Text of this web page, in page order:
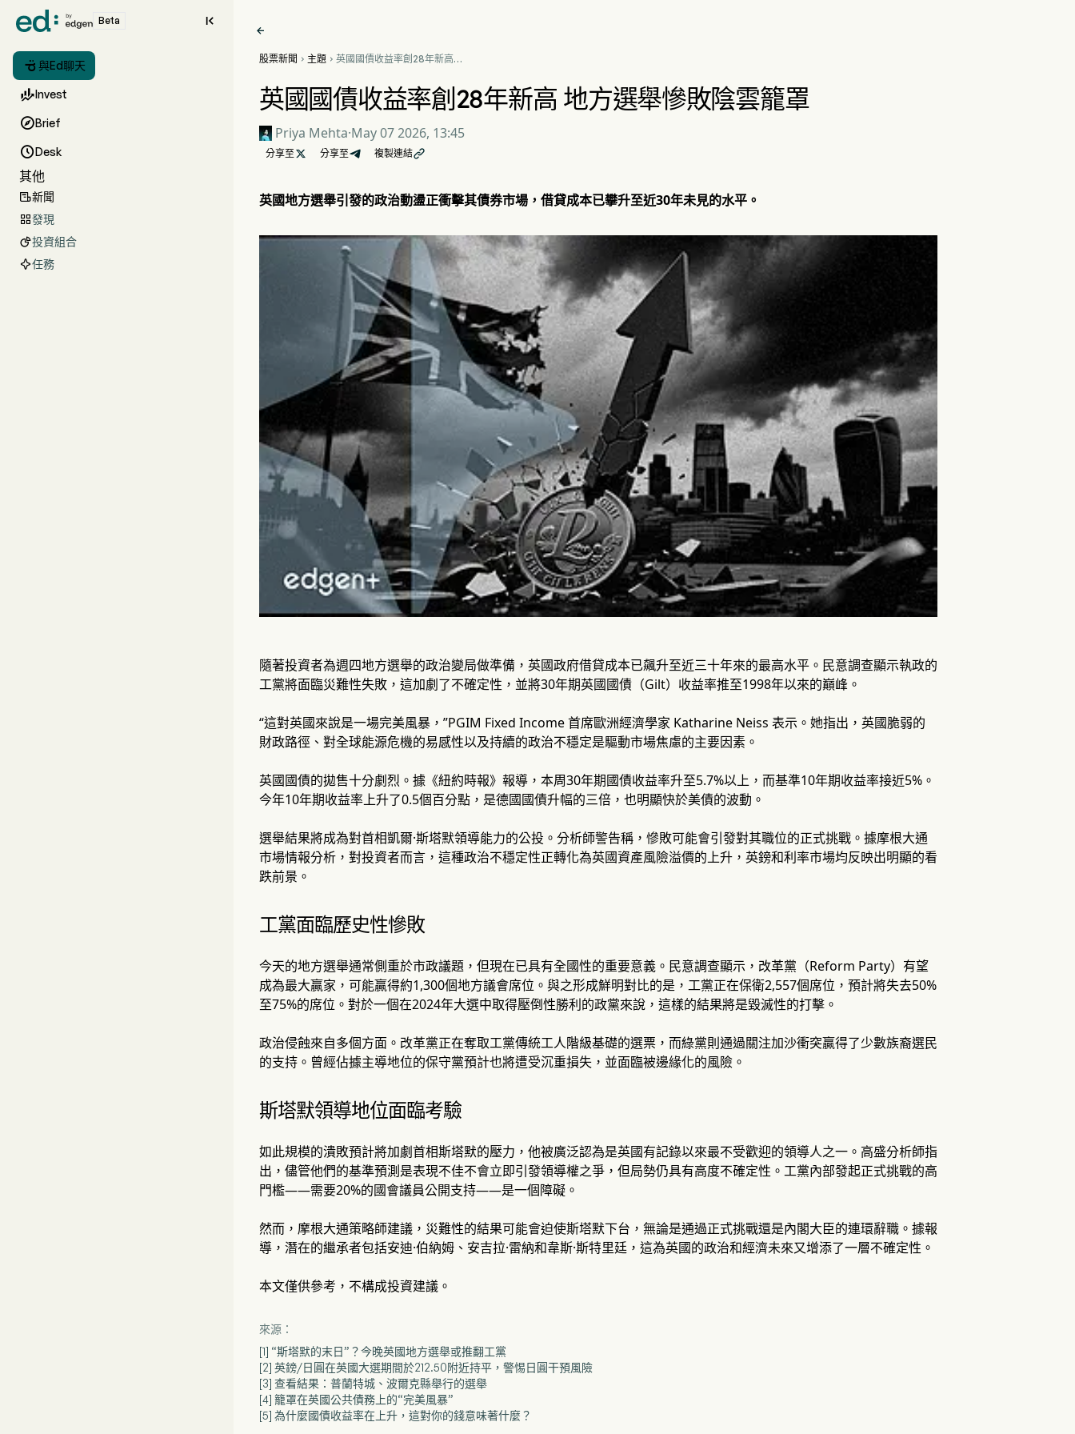
Beta 
 與Ed聊天
Invest
Brief
Desk
其他
新聞
發現
投資組合
任務

股票新聞  主題  英國國債收益率創28年新高
英國國債收益率創28年新高 地方選舉慘敗陰雲籠罩
Priya Mehta·May 07 2026, 13:45
分享至  分享至 複製連結
英國地方選舉引發的政治動盪正衝擊其債券市場，借貸成本已攀升至近30年未見的水平。
隨著投資者為週四地方選舉的政治變局做準備，英國政府借貸成本已飆升至近三十年來的最高水平。民意調查顯示執政的
工黨將面臨災難性失敗，這加劇了不確定性，並將30年期英國國債（Gilt）收益率推至1998年以來的巔峰。
“這對英國來說是一場完美風暴，”PGIM Fixed Income 首席歐洲經濟學家 Katharine Neiss 表示。她指出，英國脆弱的
財政路徑、對全球能源危機的易感性以及持續的政治不穩定是驅動市場焦慮的主要因素。
英國國債的拋售十分劇烈。據《紐約時報》報導，本周30年期國債收益率升至5.7%以上，而基準10年期收益率接近5%。
今年10年期收益率上升了0.5個百分點，是德國國債升幅的三倍，也明顯快於美債的波動。
選舉結果將成為對首相凱爾·斯塔默領導能力的公投。分析師警告稱，慘敗可能會引發對其職位的正式挑戰。據摩根大通
市場情報分析，對投資者而言，這種政治不穩定性正轉化為英國資產風險溢價的上升，英鎊和利率市場均反映出明顯的看
跌前景。
工黨面臨歷史性慘敗
今天的地方選舉通常側重於市政議題，但現在已具有全國性的重要意義。民意調查顯示，改革黨（Reform Party）有望
成為最大贏家，可能贏得約1,300個地方議會席位。與之形成鮮明對比的是，工黨正在保衛2,557個席位，預計將失去50%
至75%的席位。對於一個在2024年大選中取得壓倒性勝利的政黨來說，這樣的結果將是毀滅性的打擊。
政治侵蝕來自多個方面。改革黨正在奪取工黨傳統工人階級基礎的選票，而綠黨則通過關注加沙衝突贏得了少數族裔選民
的支持。曾經佔據主導地位的保守黨預計也將遭受沉重損失，並面臨被邊緣化的風險。
斯塔默領導地位面臨考驗
如此規模的潰敗預計將加劇首相斯塔默的壓力，他被廣泛認為是英國有記錄以來最不受歡迎的領導人之一。高盛分析師指
出，儘管他們的基準預測是表現不佳不會立即引發領導權之爭，但局勢仍具有高度不確定性。工黨內部發起正式挑戰的高
門檻——需要20%的國會議員公開支持——是一個障礙。
然而，摩根大通策略師建議，災難性的結果可能會迫使斯塔默下台，無論是通過正式挑戰還是內閣大臣的連環辭職。據報
導，潛在的繼承者包括安迪·伯納姆、安吉拉·雷納和韋斯·斯特里廷，這為英國的政治和經濟未來又增添了一層不確定性。
本文僅供參考，不構成投資建議。
來源：
[1] “斯塔默的末日”？今晚英國地方選舉或推翻工黨
[2] 英鎊/日圓在英國大選期間於212.50附近持平，警惕日圓干預風險
[3] 查看結果：普蘭特城、波爾克縣舉行的選舉
[4] 籠罩在英國公共債務上的“完美風暴”
[5] 為什麼國債收益率在上升，這對你的錢意味著什麼？